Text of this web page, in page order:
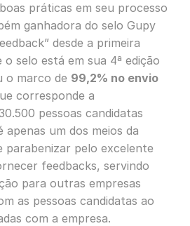
práticas em seu processo
ganhadora do selo Gupy
desde a primeira
selo está em sua 4ª edição
o marco de 99,2% no envio
corresponde a
pessoas candidatas
apenas um dos meios da
parabenizar pelo excelente
feedbacks, servindo
para outras empresas
as pessoas candidatas ao
com a empresa.